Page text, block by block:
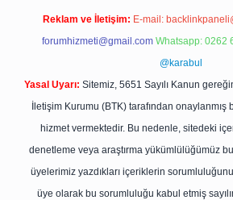
Reklam ve İletişim: E-mail:
forumhizmeti@gmail.com Whatsapp: 0262
@karabul
Yasal Uyarı: Sitemiz, 5651 Sayılı Kanun
İletişim Kurumu (BTK) tarafından onaylanmış
hizmet vermektedir. Bu nedenle, sitedeki
denetleme veya araştırma yükümlülüğümüz
üyelerimiz yazdıkları içeriklerin
üye olarak bu sorumluluğu kabul etmiş